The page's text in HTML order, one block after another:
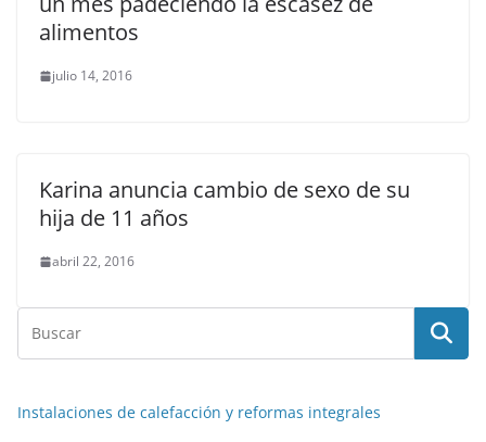
alimentos
julio 14, 2016
Karina anuncia cambio de sexo de su
hija de 11 años
abril 22, 2016
Instalaciones de calefacción y reformas integrales